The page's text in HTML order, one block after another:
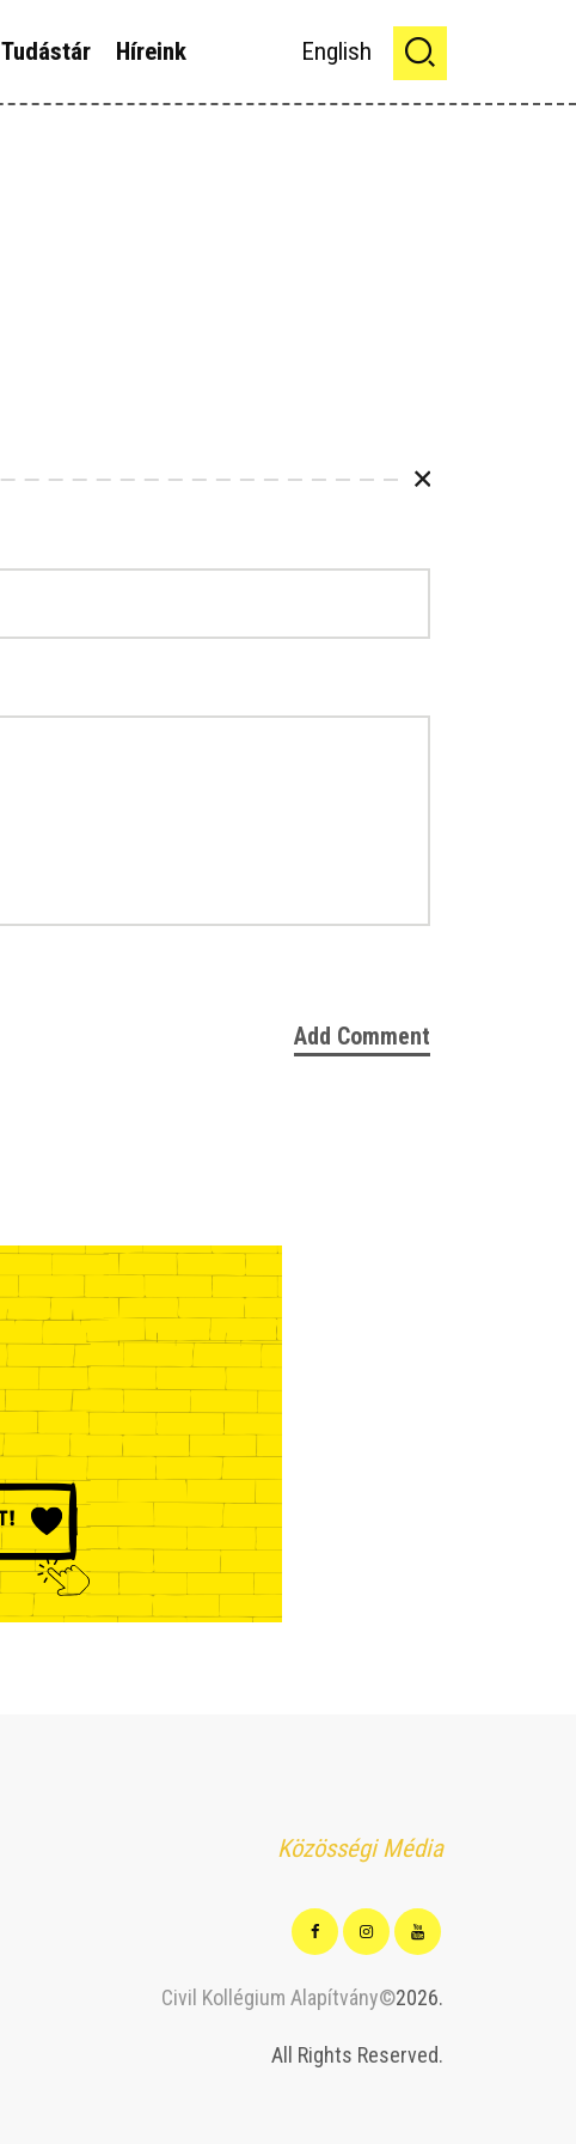
Tudástár Híreink English
Közösségi Média
Civil Kollégium Alapítvány©2026.
All Rights Reserved.